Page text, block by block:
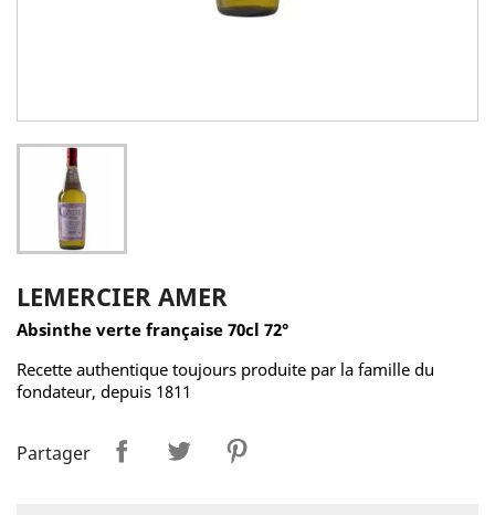
LEMERCIER AMER
Absinthe verte française 70cl 72°
Recette authentique toujours produite par la famille du
fondateur, depuis 1811
Partager